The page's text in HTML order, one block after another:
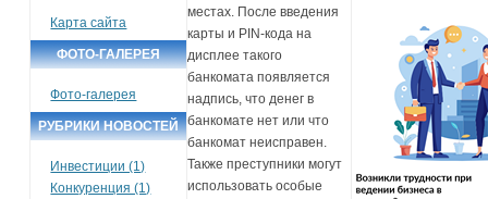
Карта сайта
ФОТО-ГАЛЕРЕЯ
Фото-галерея
РУБРИКИ НОВОСТЕЙ
Инвестиции (1)
Конкуренция (1)
местах. После введения
карты и PIN-кода на
дисплее такого
банкомата появляется
надпись, что денег в
банкомате нет или что
банкомат неисправен.
Также преступники могут
использовать особые